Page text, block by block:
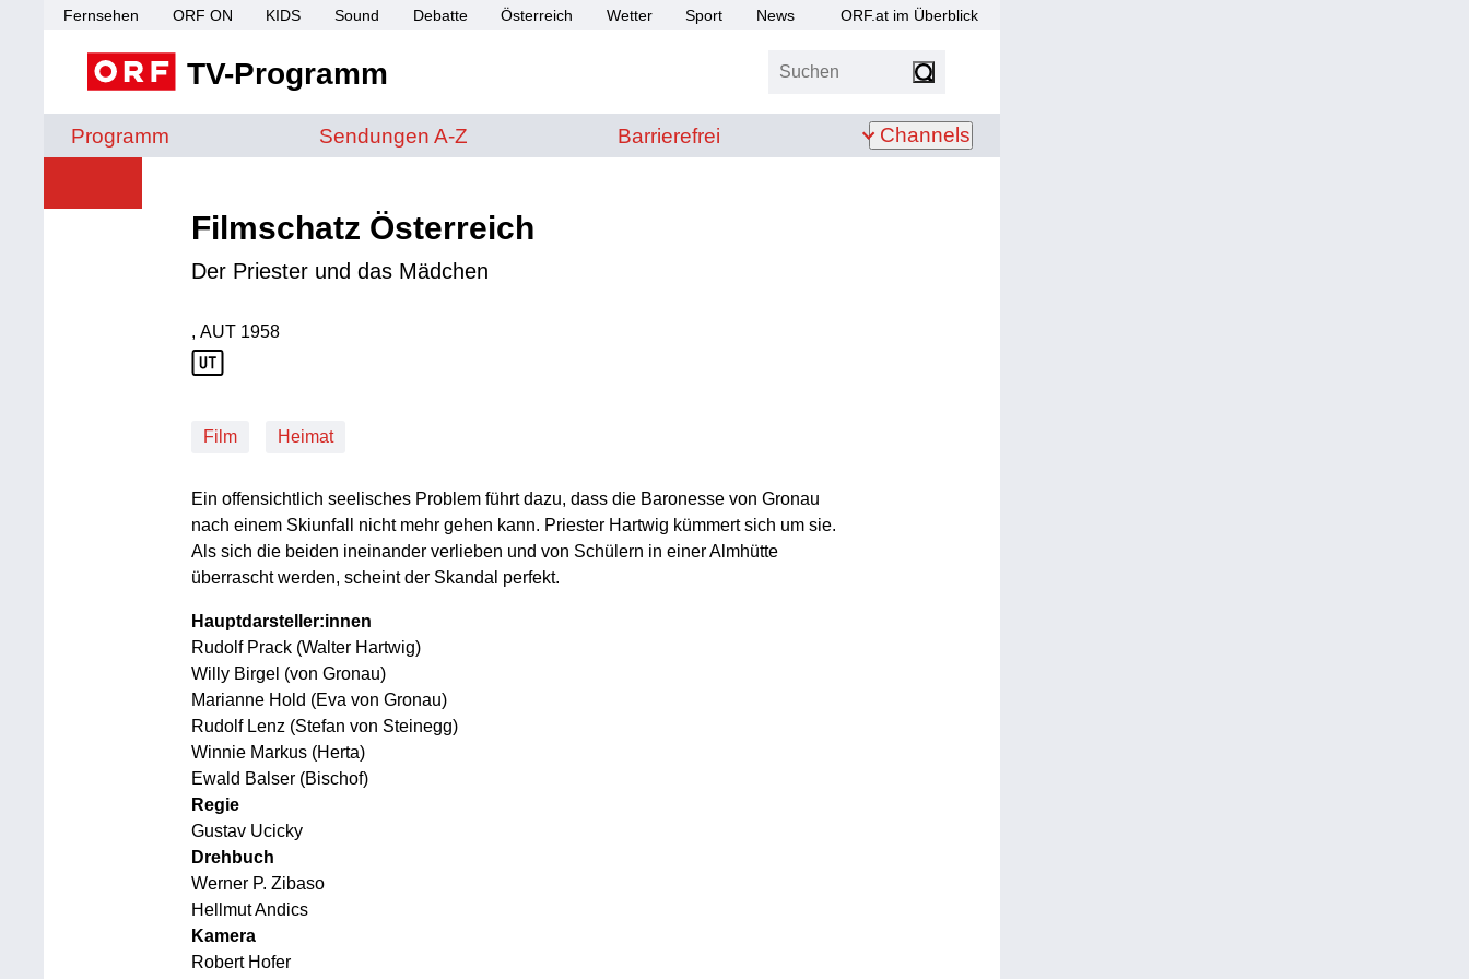
Fernsehen ORF ON KIDS Sound Debatte Österreich Wetter Sport News ORF.at im Überblick
TV-Programm Suchen
Programm Sendungen von A bis Z
Sendungen A-Z Barrierefrei
Barrierefrei Channels
Filmschatz Österreich
Der Priester und das Mädchen
Produktionsland: AUT
, AUT
Produktionsjahr: 1958
1958
Film Heimat
Ein offensichtlich seelisches Problem führt dazu, dass die Baronesse von Gronau
nach einem Skiunfall nicht mehr gehen kann. Priester Hartwig kümmert sich um sie.
Als sich die beiden ineinander verlieben und von Schülern in einer Almhütte
überrascht werden, scheint der Skandal perfekt.
Hauptdarsteller:innen
Rudolf Prack (Walter Hartwig)
Willy Birgel (von Gronau)
Marianne Hold (Eva von Gronau)
Rudolf Lenz (Stefan von Steinegg)
Winnie Markus (Herta)
Ewald Balser (Bischof)
Regie
Gustav Ucicky
Drehbuch
Werner P. Zibaso
Hellmut Andics
Kamera
Robert Hofer